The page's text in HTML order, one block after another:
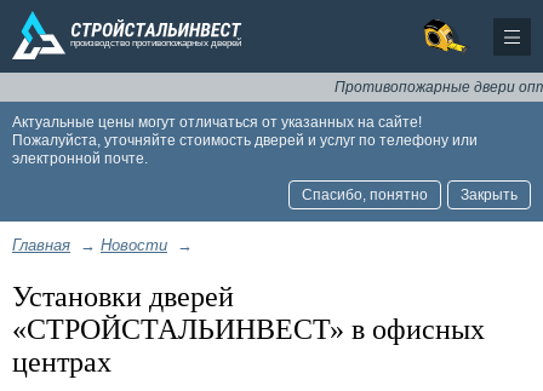
Противопожарные двери
Актуальные цены могут отличаться от указанных на сайте!
Пожалуйста, уточняйте стоимость дверей и услуг по телефону или
электронной почте.
Спасибо, понятно Закрыть
Главная → Новости →
Установки дверей
«СТРОЙСТАЛЬИНВЕСТ» в офисных
центрах